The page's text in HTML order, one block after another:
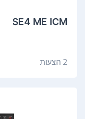
SE4 ME ICM
2 הצעות